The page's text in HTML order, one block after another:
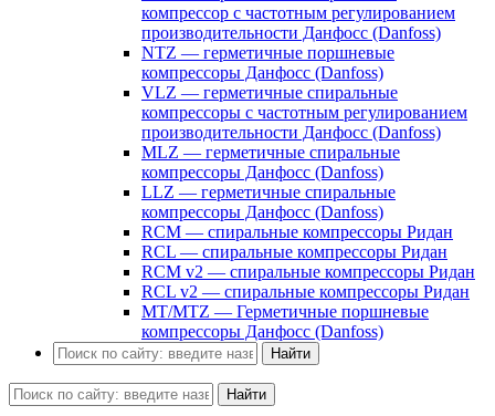
компрессор с частотным регулированием
производительности Данфосс (Danfoss)
NTZ — герметичные поршневые
компрессоры Данфосс (Danfoss)
VLZ — герметичные спиральные
компрессоры с частотным регулированием
производительности Данфосс (Danfoss)
MLZ — герметичные спиральные
компрессоры Данфосс (Danfoss)
LLZ — герметичные спиральные
компрессоры Данфосс (Danfoss)
RCM — спиральные компрессоры Ридан
RCL — спиральные компрессоры Ридан
RCM v2 — спиральные компрессоры Ридан
RCL v2 — спиральные компрессоры Ридан
MT/MTZ — Герметичные поршневые
компрессоры Данфосс (Danfoss)
Найти
Найти